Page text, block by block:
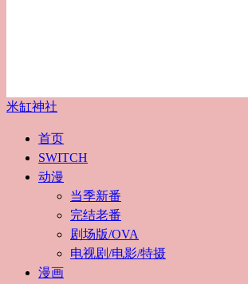
米缸神社
首页
SWITCH
动漫
当季新番
完结老番
剧场版/OVA
电视剧/电影/特摄
漫画